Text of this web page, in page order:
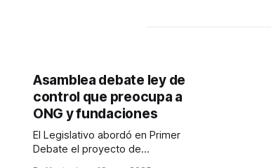
Asamblea debate ley de
control que preocupa a
ONG y fundaciones
El Legislativo abordó en Primer
Debate el proyecto de